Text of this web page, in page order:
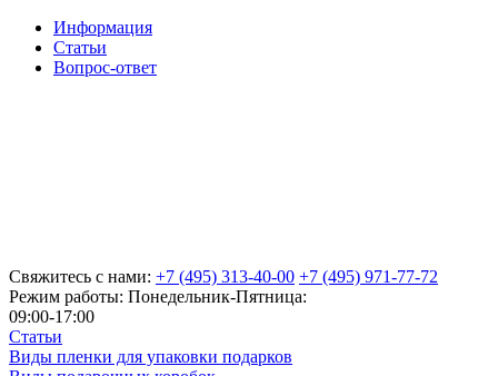
Информация
Статьи
Вопрос-ответ
Свяжитесь с нами: +7 (495) 313-40-00 +7 (495) 971-77-72
Режим работы: Понедельник-Пятница:
09:00-17:00
Статьи
Виды пленки для упаковки подарков